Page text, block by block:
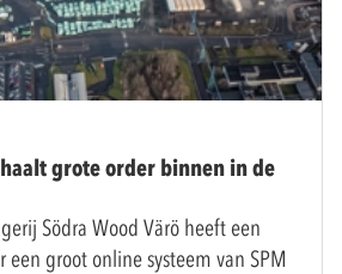
grote order binnen in de
Södra Wood Värö heeft een
een groot online systeem van SPM